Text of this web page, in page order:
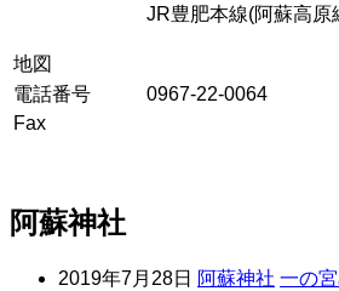
JR豊肥本線(阿蘇高原
地図
電話番号
0967-22-0064
Fax
阿蘇神社
2019年7月28日 阿蘇神社 一の